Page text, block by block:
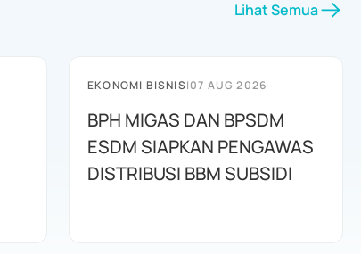
Lihat Semua
EKONOMI BISNIS|07 AUG 2026
BPH MIGAS DAN BPSDM
ESDM SIAPKAN PENGAWAS
DISTRIBUSI BBM SUBSIDI